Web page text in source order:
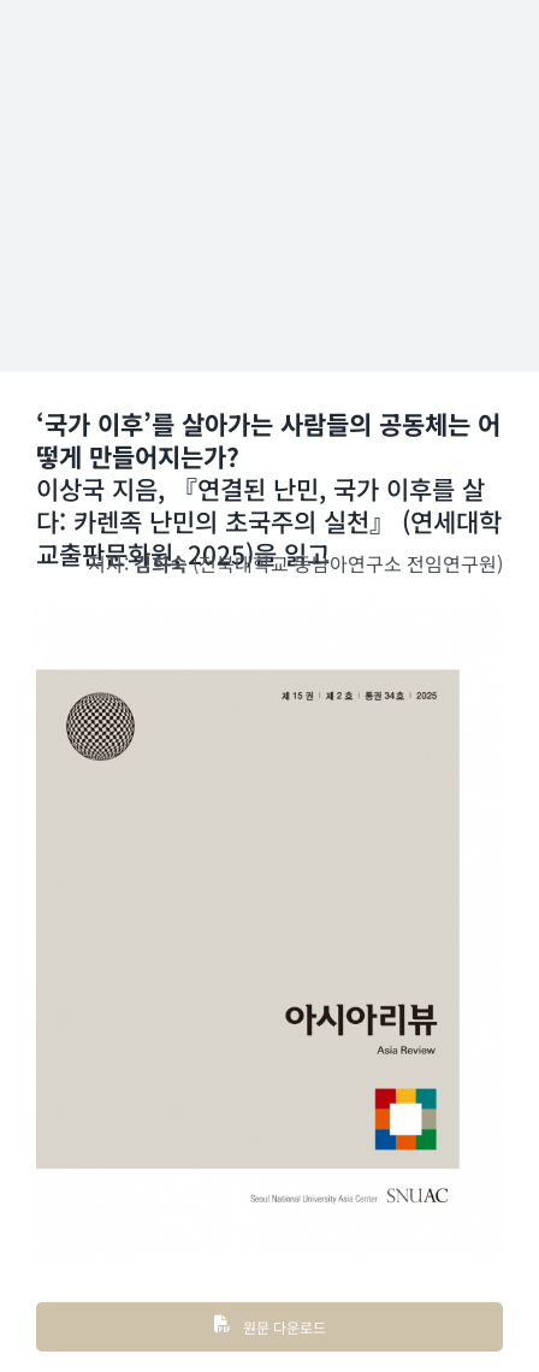
‘국가 이후’를 살아가는 사람들의 공동체는 어
떻게 만들어지는가?
이상국 지음, 『연결된 난민, 국가 이후를 살
다: 카렌족 난민의 초국주의 실천』 (연세대학
교출판문화원, 2025)을 읽고
저자:김희숙(전북대학교 동남아연구소 전임연구원)
원문 다운로드